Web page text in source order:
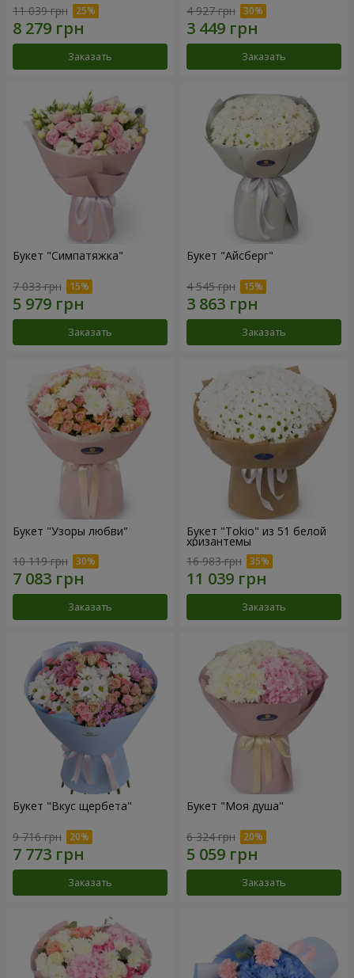
11 039 грн
Заказать
4 927 грн
Заказать
Букет "Симпатяжка"
7 033 грн
Заказать
Букет "Айсберг"
4 545 грн
Заказать
Букет "Узоры любви"
10 119 грн
Заказать
Букет "Tokio" из 51 белой
хризантемы
16 983 грн
Заказать
Букет "Вкус щербета"
9 716 грн
Заказать
Букет "Моя душа"
6 324 грн
Заказать